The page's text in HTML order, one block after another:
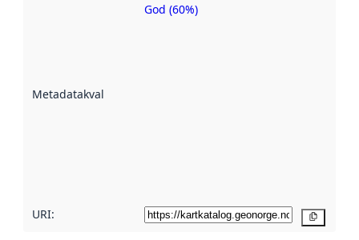
Metadatakvalitet
Metadatakvalitet
God (60%)
URI: